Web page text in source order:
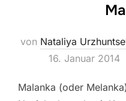
von Nataliya
16. Januar 2014
Malanka (oder